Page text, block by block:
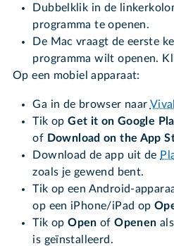
Dubbelklik in de
programma te openen.
De Mac vraagt de eerste
programma wilt openen.
Op een mobiel apparaat:
Ga in de browser naar
Tik opGet it on Google
of Download on the App
Download de app uit de
zoals je gewend bent.
Tik op een Android-
op een iPhone/iPad op
Tik opOpen ofOpenen
is geïnstalleerd.